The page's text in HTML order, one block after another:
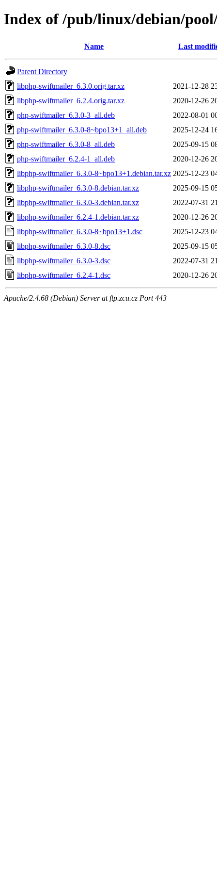
Index of /pub/linux/debian/
Name Last
Parent Directory
libphp-swiftmailer_6.3.0.orig.tar.xz
2021-12-28
libphp-swiftmailer_6.2.4.orig.tar.xz
2020-12-26
php-swiftmailer_6.3.0-3_all.deb
2022-08-01
php-swiftmailer_6.3.0-8~bpo13+1_all.deb
2025-12-24
php-swiftmailer_6.3.0-8_all.deb
2025-09-15
php-swiftmailer_6.2.4-1_all.deb
2020-12-26
libphp-swiftmailer_6.3.0-8~bpo13+1.debian.tar.xz 2025-12-23
libphp-swiftmailer_6.3.0-8.debian.tar.xz
2025-09-15
libphp-swiftmailer_6.3.0-3.debian.tar.xz
2022-07-31
libphp-swiftmailer_6.2.4-1.debian.tar.xz
2020-12-26
libphp-swiftmailer_6.3.0-8~bpo13+1.dsc
2025-12-23
libphp-swiftmailer_6.3.0-8.dsc
2025-09-15
libphp-swiftmailer_6.3.0-3.dsc
2022-07-31
libphp-swiftmailer_6.2.4-1.dsc
2020-12-26
Apache/2.4.68 (Debian) Server at ftp.zcu.cz Port 443